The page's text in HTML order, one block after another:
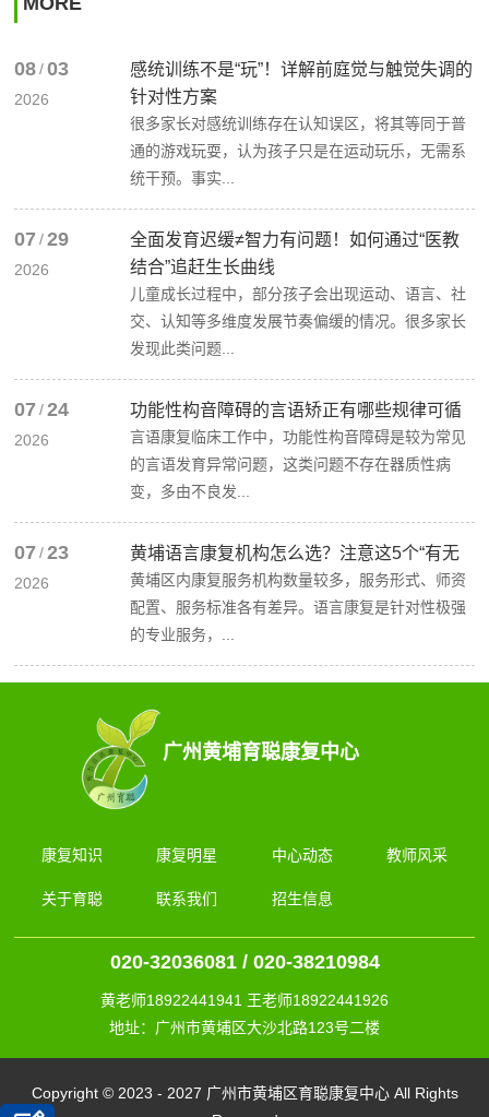
08 / 03
2026
感统训练不是“玩”！详解前庭觉与触觉失调的
针对性方案
很多家长对感统训练存在认知误区，将其等同于普
通的游戏玩耍，认为孩子只是在运动玩乐，无需系
统干预。事实...
07 / 29
2026
全面发育迟缓≠智力有问题！如何通过“医教
结合”追赶生长曲线
儿童成长过程中，部分孩子会出现运动、语言、社
交、认知等多维度发展节奏偏缓的情况。很多家长
发现此类问题...
07 / 24
2026
功能性构音障碍的言语矫正有哪些规律可循
言语康复临床工作中，功能性构音障碍是较为常见
的言语发育异常问题，这类问题不存在器质性病
变，多由不良发...
07 / 23
2026
黄埔语言康复机构怎么选？注意这5个“有无
黄埔区内康复服务机构数量较多，服务形式、师资
配置、服务标准各有差异。语言康复是针对性极强
的专业服务，...
广州黄埔育聪康复中心
康复知识 康复明星 中心动态 教师风采
关于育聪 联系我们 招生信息
020-32036081 / 020-38210984
黄老师18922441941 王老师18922441926
地址：广州市黄埔区大沙北路123号二楼
Copyright © 2023 - 2027 广州市黄埔区育聪康复中心 All Rights